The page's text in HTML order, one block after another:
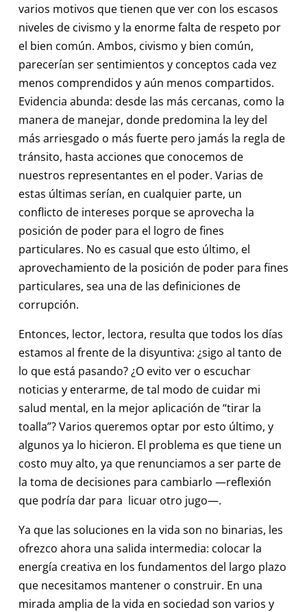
varios motivos que tienen que ver con los escasos
niveles de civismo y la enorme falta de respeto por
el bien común. Ambos, civismo y bien común,
parecerían ser sentimientos y conceptos cada vez
menos comprendidos y aún menos compartidos.
Evidencia abunda: desde las más cercanas, como la
manera de manejar, donde predomina la ley del
más arriesgado o más fuerte pero jamás la regla de
tránsito, hasta acciones que conocemos de
nuestros representantes en el poder. Varias de
estas últimas serían, en cualquier parte, un
conflicto de intereses porque se aprovecha la
posición de poder para el logro de fines
particulares. No es casual que esto último, el
aprovechamiento de la posición de poder para fines
particulares, sea una de las definiciones de
corrupción.
Entonces, lector, lectora, resulta que todos los días
estamos al frente de la disyuntiva: ¿sigo al tanto de
lo que está pasando? ¿O evito ver o escuchar
noticias y enterarme, de tal modo de cuidar mi
salud mental, en la mejor aplicación de “tirar la
toalla”? Varios queremos optar por esto último, y
algunos ya lo hicieron. El problema es que tiene un
costo muy alto, ya que renunciamos a ser parte de
la toma de decisiones para cambiarlo —reflexión
que podría dar para licuar otro jugo—.
Ya que las soluciones en la vida son no binarias, les
ofrezco ahora una salida intermedia: colocar la
energía creativa en los fundamentos del largo plazo
que necesitamos mantener o construir. En una
mirada amplia de la vida en sociedad son varios y